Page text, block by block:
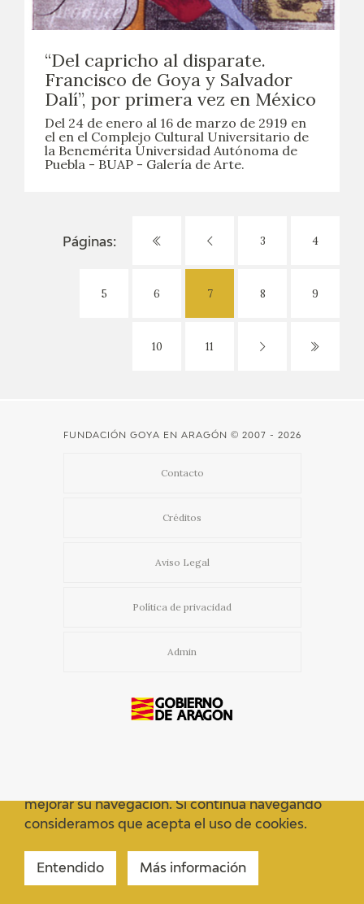
“Del capricho al disparate.
Francisco de Goya y Salvador
Dalí”, por primera vez en México
Del 24 de enero al 16 de marzo de 2919 en
el en el Complejo Cultural Universitario de
la Benemérita Universidad Autónoma de
Puebla - BUAP - Galería de Arte.
Páginas: 3 4
5 6 7 8 9
10 11
FUNDACIÓN GOYA EN ARAGÓN © 2007 - 2026
Contacto
Créditos
Aviso Legal
Política de privacidad
Admin
mejorar su navegación. Si continua navegando
consideramos que acepta el uso de cookies.
Entendido Más información